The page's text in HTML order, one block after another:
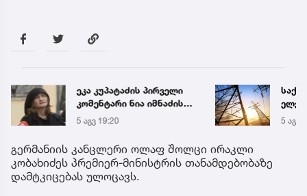
ეკა კუპატაძის პირველი
კომენტარი ნია იმნაძის
დაკავების შემდეგ
5 აგვ 19:20 5 აგვ
გერმანიის კანცლერი ოლაფ შოლცი ირაკლი
კობახიძეს პრემიერ-მინისტრის თანამდებობაზე
დამტკიცებას ულოცავს.